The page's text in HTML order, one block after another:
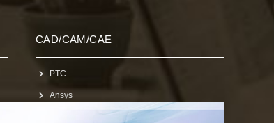
CAD/CAM/CAE
PTC
Ansys